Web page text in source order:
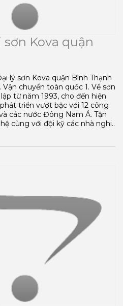
Kova quận
lý sơn Kova quận Bình Thạnh
chuyển toàn quốc 1. Về sơn
từ năm 1993, cho đến hiện
triển vượt bậc với 12 công
các nước Đông Nam Á. Tận
cùng với đội kỹ các nhà nghi..